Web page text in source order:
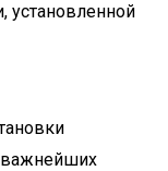
установленной
важнейших